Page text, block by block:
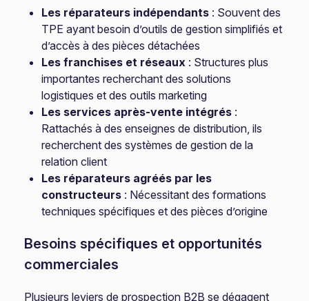
Les réparateurs indépendants : Souvent des
TPE ayant besoin d’outils de gestion simplifiés et
d’accès à des pièces détachées
Les franchises et réseaux : Structures plus
importantes recherchant des solutions
logistiques et des outils marketing
Les services après-vente intégrés :
Rattachés à des enseignes de distribution, ils
recherchent des systèmes de gestion de la
relation client
Les réparateurs agréés par les
constructeurs : Nécessitant des formations
techniques spécifiques et des pièces d’origine
Besoins spécifiques et opportunités
commerciales
Plusieurs leviers de prospection B2B se dégagent